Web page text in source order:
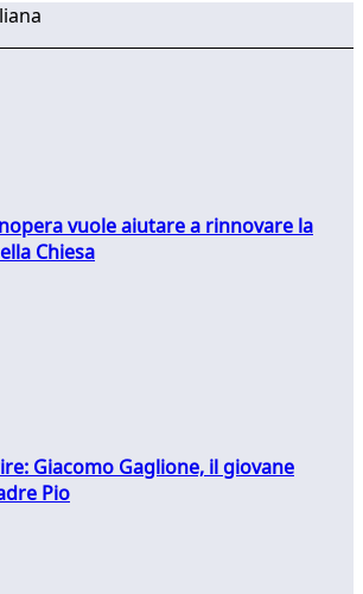
vuole aiutare a rinnovare la
Chiesa
Giacomo Gaglione, il giovane
Pio